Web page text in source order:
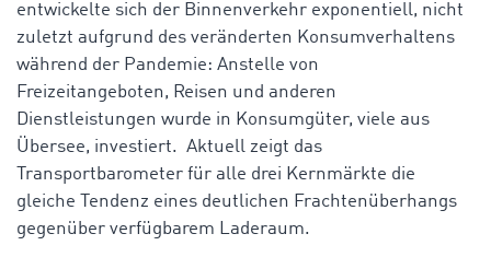
entwickelte sich der Binnenverkehr exponentiell, nicht
zuletzt aufgrund des veränderten Konsumverhaltens
während der Pandemie: Anstelle von
Freizeitangeboten, Reisen und anderen
Dienstleistungen wurde in Konsumgüter, viele aus
Übersee, investiert. Aktuell zeigt das
Transportbarometer für alle drei Kernmärkte die
gleiche Tendenz eines deutlichen Frachtenüberhangs
gegenüber verfügbarem Laderaum.